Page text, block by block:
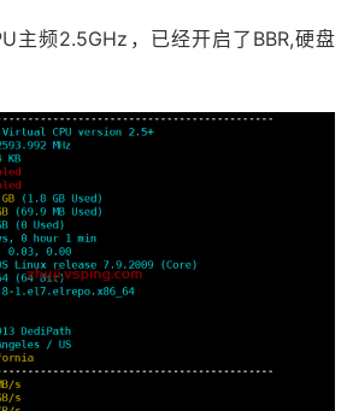
主频2.5GHz，已经开启了BBR,硬盘